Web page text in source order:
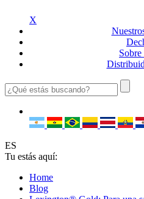
X
Sobre
ES
Tu estás aquí:
Home
Blog